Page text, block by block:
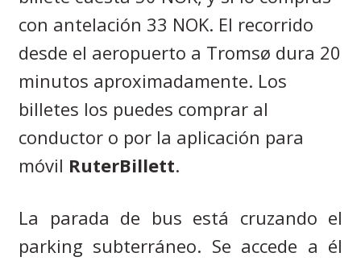
con antelación 33 NOK. El recorrido
desde el aeropuerto a Tromsø dura 20
minutos aproximadamente. Los
billetes los puedes comprar al
conductor o por la aplicación para
móvil RuterBillett.
La parada de bus está cruzando el
parking subterráneo. Se accede a él